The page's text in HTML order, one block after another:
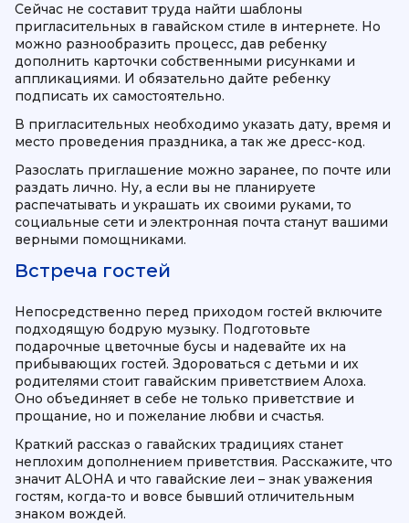
Сейчас не составит труда найти шаблоны
пригласительных в гавайском стиле в интернете. Но
можно разнообразить процесс, дав ребенку
дополнить карточки собственными рисунками и
аппликациями. И обязательно дайте ребенку
подписать их самостоятельно.
В пригласительных необходимо указать дату, время и
место проведения праздника, а так же дресс-код.
Разослать приглашение можно заранее, по почте или
раздать лично. Ну, а если вы не планируете
распечатывать и украшать их своими руками, то
социальные сети и электронная почта станут вашими
верными помощниками.
Встреча гостей
Непосредственно перед приходом гостей включите
подходящую бодрую музыку. Подготовьте
подарочные цветочные бусы и надевайте их на
прибывающих гостей. Здороваться с детьми и их
родителями стоит гавайским приветствием Алоха.
Оно объединяет в себе не только приветствие и
прощание, но и пожелание любви и счастья.
Краткий рассказ о гавайских традициях станет
неплохим дополнением приветствия. Расскажите, что
значит ALOHA и что гавайские леи – знак уважения
гостям, когда-то и вовсе бывший отличительным
знаком вождей.